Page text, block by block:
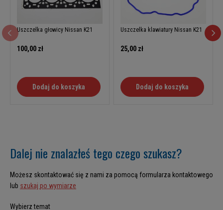
Uszczelka głowicy Nissan K21
100,00 zł
Dodaj do koszyka
Uszczelka klawiatury Nissan K21
25,00 zł
Dodaj do koszyka
Dalej nie znalazłeś tego czego szukasz?
Możesz skontaktować się z nami za pomocą formularza kontaktowego
lub szukaj po wymiarze